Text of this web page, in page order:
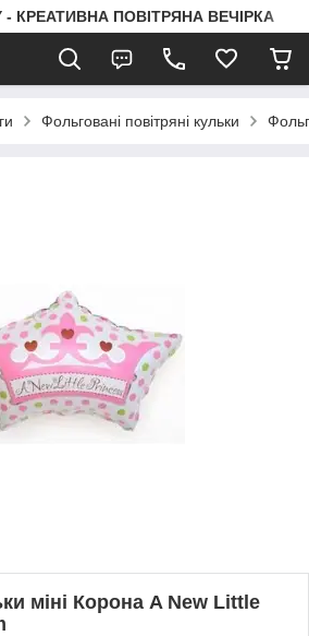
- КРЕАТИВНА ПОВІТРЯНА ВЕЧІРКА
Фольговані повітряні кульки
міні Корона A New Little